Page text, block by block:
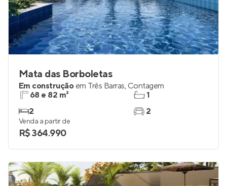
Mata das Borboletas
Em construção em Três Barras, Contagem
68 e 82 m²
2
1
2
Venda a partir de
R$ 364.990